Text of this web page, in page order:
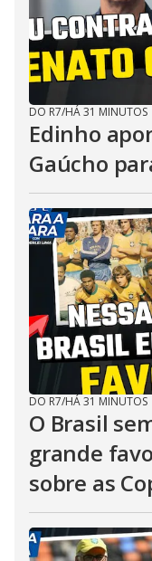
DO R7/HÁ 31 MINUTOS
Edinho
Gaúcho
DO R7/HÁ 31 MINUTOS
O Brasil
grande
sobre as